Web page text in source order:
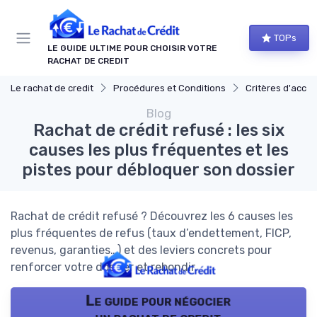
LE GUIDE ULTIME POUR CHOISIR VOTRE
RACHAT DE CREDIT
TOPs
Le rachat de credit Procédures et Conditions Critères
Blog
Rachat de crédit refusé : les six
causes les plus fréquentes et les
pistes pour débloquer son dossier
Rachat de crédit refusé ? Découvrez les 6 causes les
plus fréquentes de refus (taux d’endettement, FICP,
revenus, garanties…) et des leviers concrets pour
renforcer votre dossier et rebondir.
Le guide pour négocier
Panneau de gestion des cookies